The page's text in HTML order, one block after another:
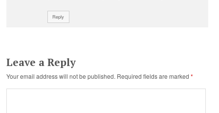
Reply
Leave a Reply
Your email address will not be published. Required fields are marked*